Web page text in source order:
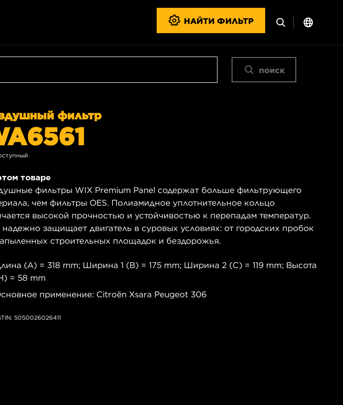
НАЙТИ ФИЛЬТР
поиск
фильтр
товаре
фильтры WIX Premium Panel содержат больше фильтрующего
чем фильтры OES. Полиамидное уплотнительное кольцо
высокой прочностью и устойчивостью к перепадам температур.
защищает двигатель в суровых условиях: от городских пробок
строительных площадок и бездорожья.
(A) = 318 mm; Ширина 1 (B) = 175 mm; Ширина 2 (C) = 119 mm; Высота
= 58 mm
применение: Citroën Xsara Peugeot 306
5050026026411